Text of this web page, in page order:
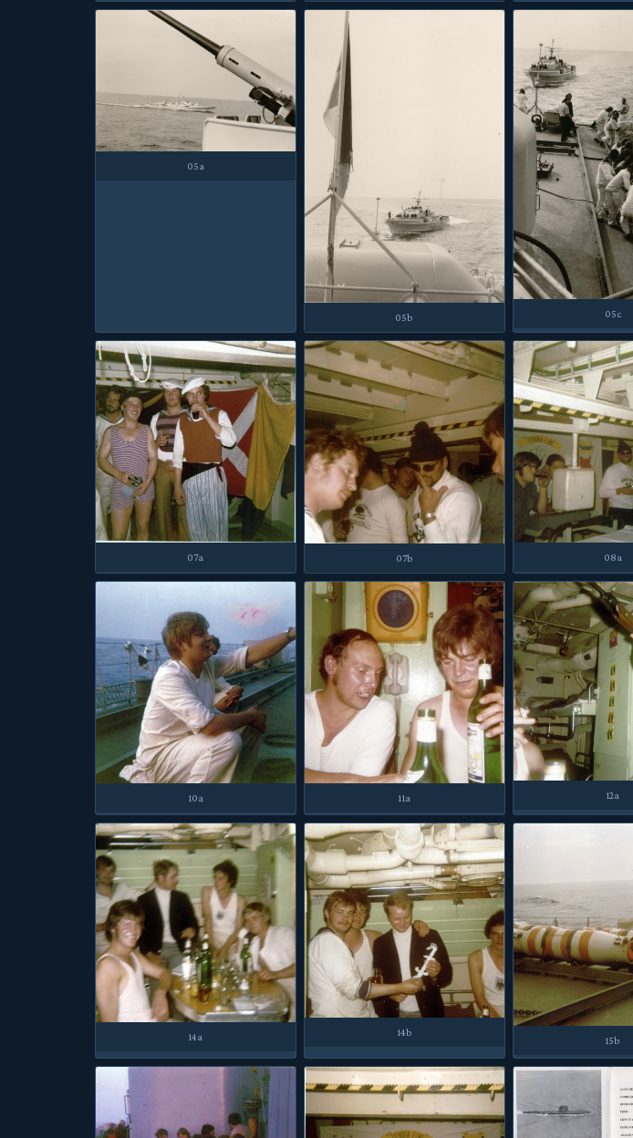
05a
05b 05c
07a 07b 08a
10a 11a 12a
14a 14b
15b